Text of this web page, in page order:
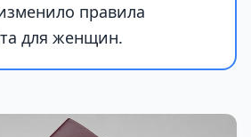
правила
для женщин.